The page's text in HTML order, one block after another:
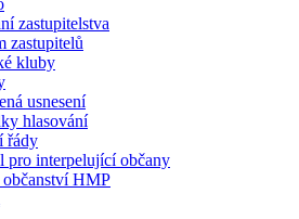
zastupitelstva
zastupitelů
kluby
usnesení
hlasování
řády
pro interpelující občany
občanství HMP